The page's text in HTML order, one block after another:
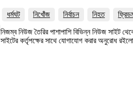
ধর্মঘট নিখোঁজ নির্বাচন নিহত
নিজম্ব নিউজ তৈরির পাশাপাশি বিভিন্ন নিউজ সাইট
সাইটের কর্তৃপক্ষের সাথে যোগাযোগ করার অনুরোধ